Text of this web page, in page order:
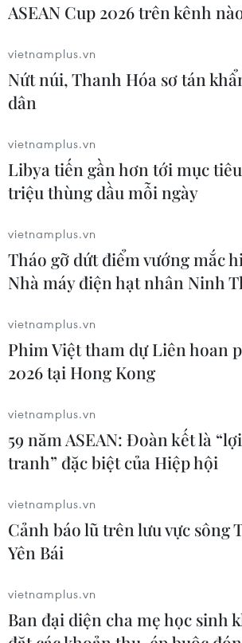
#Hải phòng #lễ hội hoa phượng đỏ
ASEAN Cup 2026 trên kênh
vietnamplus.vn
Nứt núi, Thanh Hóa sơ tán
dân
vietnamplus.vn
Libya tiến gần hơn tới mục
triệu thùng dầu mỗi ngày
vietnamplus.vn
Tháo gỡ dứt điểm vướng mắc
Nhà máy điện hạt nhân Ninh
vietnamplus.vn
Phim Việt tham dự Liên hoan
2026 tại Hong Kong
vietnamplus.vn
59 năm ASEAN: Đoàn kết là
tranh” đặc biệt của Hiệp hội
vietnamplus.vn
Cảnh báo lũ trên lưu vực sông
Yên Bái
vietnamplus.vn
Ban đại diện cha mẹ học sinh